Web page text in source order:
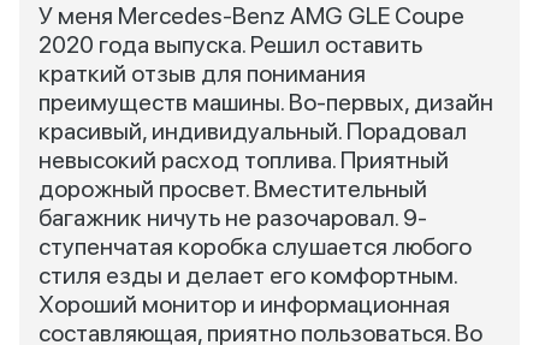
У меня Mercedes-Benz AMG GLE Coupe
2020 года выпуска. Решил оставить
краткий отзыв для понимания
преимуществ машины. Во-первых, дизайн
красивый, индивидуальный. Порадовал
невысокий расход топлива. Приятный
дорожный просвет. Вместительный
багажник ничуть не разочаровал. 9-
ступенчатая коробка слушается любого
стиля езды и делает его комфортным.
Хороший монитор и информационная
составляющая, приятно пользоваться. Во